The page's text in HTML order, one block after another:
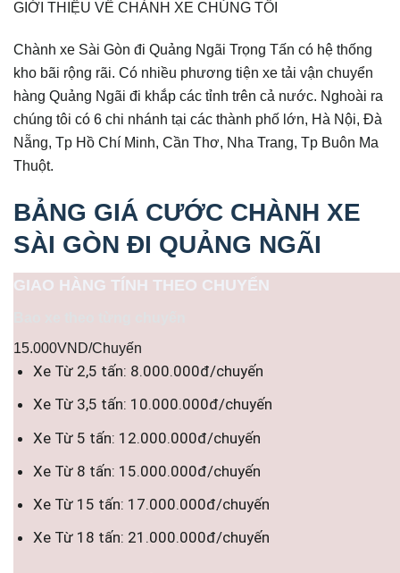
GIỚI THIỆU VỀ CHÀNH XE CHÚNG TÔI
Chành xe Sài Gòn đi Quảng Ngãi Trọng Tấn có hệ thống
kho bãi rộng rãi. Có nhiều phương tiện xe tải vận chuyển
hàng Quảng Ngãi đi khắp các tỉnh trên cả nước. Nghoài ra
chúng tôi có 6 chi nhánh tại các thành phố lớn, Hà Nội, Đà
Nẵng, Tp Hồ Chí Minh, Cần Thơ, Nha Trang, Tp Buôn Ma
Thuột.
BẢNG GIÁ CƯỚC CHÀNH XE
SÀI GÒN ĐI QUẢNG NGÃI
GIAO HÀNG TÍNH THEO CHUYẾN
15.000VND/Chuyến
Xe Từ 2,5 tấn: 8.000.000đ/chuyến
Xe Từ 3,5 tấn: 10.000.000đ/chuyến
Xe Từ 5 tấn: 12.000.000đ/chuyến
Xe Từ 8 tấn: 15.000.000đ/chuyến
Xe Từ 15 tấn: 17.000.000đ/chuyến
Xe Từ 18 tấn: 21.000.000đ/chuyến